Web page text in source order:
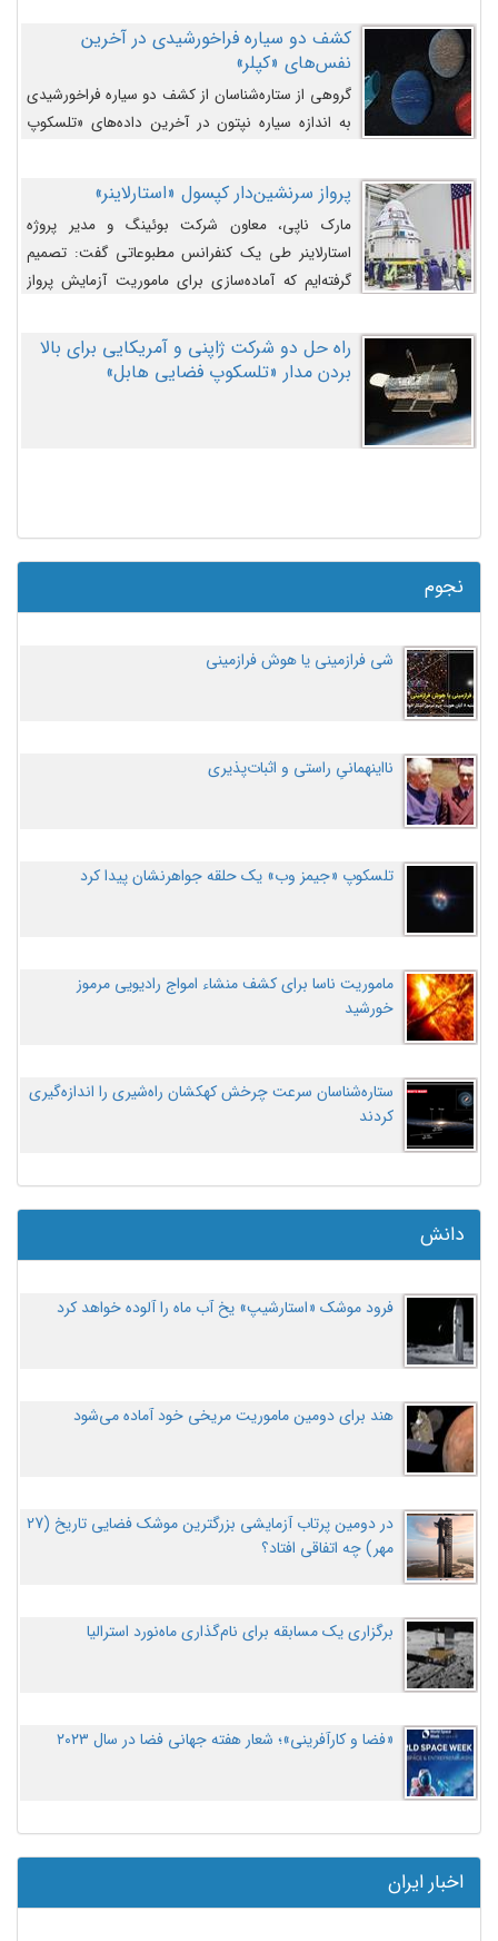
کشف دو سیاره فراخورشیدی در آخرین
نفس‌های «کپلر»
گروهی از ستاره‌شناسان از کشف دو سیاره فراخورشیدی
به اندازه سیاره نپتون در آخرین داده‌های «تلسکوپ
پرواز سرنشین‌دار کپسول «استارلاینر»
مارک ناپی، معاون شرکت بوئینگ و مدیر پروژه
استارلاینر طی یک کنفرانس مطبوعاتی گفت: تصمیم
گرفته‌ایم که آماده‌سازی برای ماموریت آزمایش پرواز
اصلاح کنیم.
راه حل دو شرکت ژاپنی و آمریکایی برای بالا
بردن مدار «تلسکوپ فضایی هابل»
نجوم
شی فرازمینی یا هوش فرازمینی
نااینهمانیِ راستی و اثبات‌پذیری
تلسکوپ «جیمز وب» یک حلقه جواهرنشان پیدا کرد
ماموریت ناسا برای کشف منشاء امواج رادیویی مرموز
خورشید
ستاره‌شناسان سرعت چرخش کهکشان راه‌شیری را اندازه‌گیری
کردند
دانش
فرود موشک «استارشیپ» یخ آب ماه را آلوده خواهد کرد
هند برای دومین ماموریت مریخی خود آماده می‌شود
در دومین پرتاب آزمایشی بزرگترین موشک فضایی تاریخ (27
مهر‌) چه اتفاقی افتاد؟
برگزاری یک مسابقه برای نام‌گذاری ماه‌نورد استرالیا
«فضا و کارآفرینی»؛ شعار هفته جهانی فضا در سال ۲۰۲۳
اخبار ایران